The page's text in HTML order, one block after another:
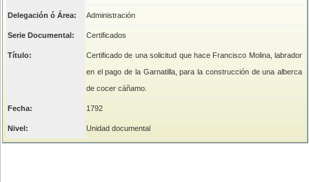
Delegación ó Área: Administración
Serie Documental: Certificados
Título:
Certificado de una solicitud que hace Francisco Molina, labrador
en el pago de la Garnatilla, para la construcción de una alberca
de cocer cáñamo.
Fecha: 1792
Nivel: Unidad documental